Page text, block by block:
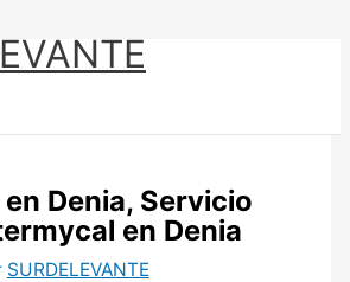
Denia, Servicio
en Denia
SURDELEVANTE